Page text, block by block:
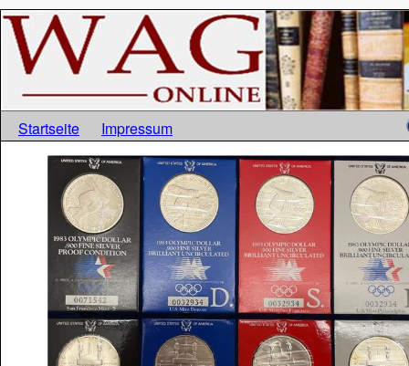
Startseite Impressum